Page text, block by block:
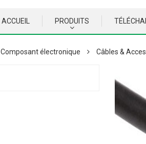
ACCUEIL PRODUITS
Composant électronique Câbles &